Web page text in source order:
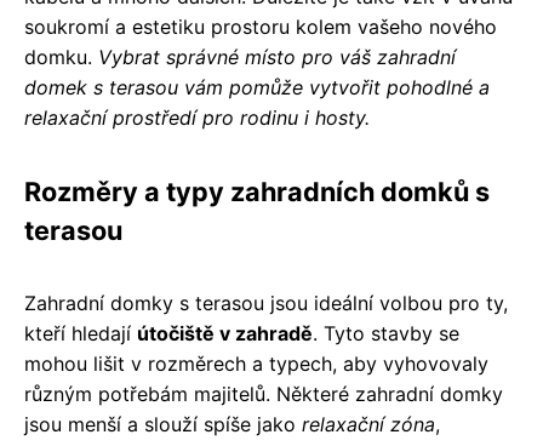
soukromí a estetiku prostoru kolem vašeho nového
domku. Vybrat správné místo pro váš zahradní
domek s terasou vám pomůže vytvořit pohodlné a
relaxační prostředí pro rodinu i hosty.
Rozměry a typy zahradních domků s
terasou
Zahradní domky s terasou jsou ideální volbou pro ty,
kteří hledají útočiště v zahradě. Tyto stavby se
mohou lišit v rozměrech a typech, aby vyhovovaly
různým potřebám majitelů. Některé zahradní domky
jsou menší a slouží spíše jako relaxační zóna,